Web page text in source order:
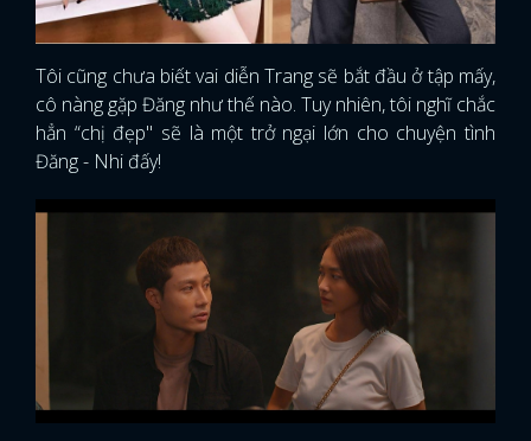
Tôi cũng chưa biết vai diễn Trang sẽ bắt đầu ở tập mấy,
cô nàng gặp Đăng như thế nào. Tuy nhiên, tôi nghĩ chắc
hẳn “chị đẹp" sẽ là một trở ngại lớn cho chuyện tình
Đăng - Nhi đấy!